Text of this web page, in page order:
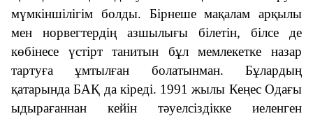
мүмкіншілігім болды. Бірнеше мақалам арқылы
мен норвегтердің азшылығы білетін, білсе де
көбінесе үстірттанитын бұлмемлекеткеназар
тартуға ұмтылған болатынман.Бұлардың
қатарындаБАҚ да кіреді. 1991 жылы Кеңес Одағы
ыдырағаннан кейін тәуелсіздікке иеленген